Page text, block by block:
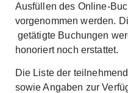
Ausfüllen des Online-
vorgenommen werden.
getätigte Buchungen
honoriert noch erstattet.
Die Liste der
sowie Angaben zur